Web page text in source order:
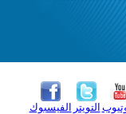
الفيسبوك التويتر